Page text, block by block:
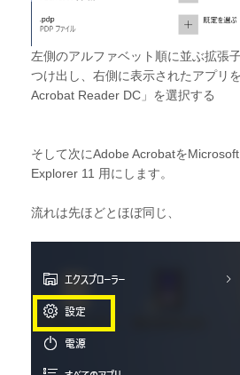
左側のアルファベット順に並ぶ拡張
つけ出し、右側に表示されたアプリ
Acrobat Reader DC」を選択する
そして次にAdobe Acrobatを
Explorer 11 用にします。
流れは先ほどとほぼ同じ、